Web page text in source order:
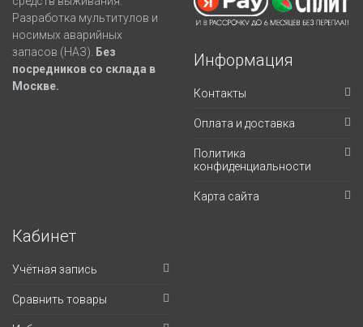
Разработка мультитулов и
носимых аварийных
запасов (НАЗ).
Без
посредников со склада в
Москве.
Информация
Контакты
Оплата и доставка
Политика
конфиденциальности
Карта сайта
Кабинет
Учётная запись
Сравнить товары